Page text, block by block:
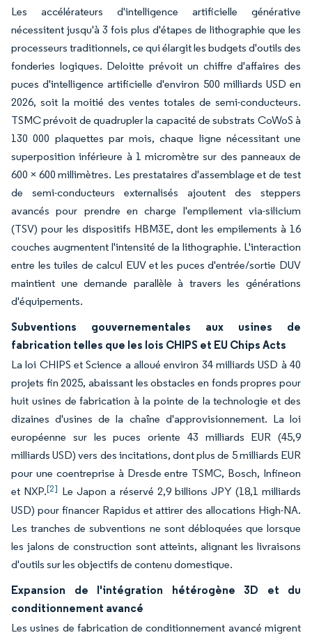
Les accélérateurs d'intelligence artificielle générative
nécessitent jusqu'à 3 fois plus d'étapes de lithographie que les
processeurs traditionnels, ce qui élargit les budgets d'outils des
fonderies logiques. Deloitte prévoit un chiffre d'affaires des
puces d'intelligence artificielle d'environ 500 milliards USD en
2026, soit la moitié des ventes totales de semi-conducteurs.
TSMC prévoit de quadrupler la capacité de substrats CoWoS à
130 000 plaquettes par mois, chaque ligne nécessitant une
superposition inférieure à 1 micromètre sur des panneaux de
600 × 600 millimètres. Les prestataires d'assemblage et de test
de semi-conducteurs externalisés ajoutent des steppers
avancés pour prendre en charge l'empilement via-silicium
(TSV) pour les dispositifs HBM3E, dont les empilements à 16
couches augmentent l'intensité de la lithographie. L'interaction
entre les tuiles de calcul EUV et les puces d'entrée/sortie DUV
maintient une demande parallèle à travers les générations
d'équipements.
Subventions gouvernementales aux usines de
fabrication telles que les lois CHIPS et EU Chips Acts
La loi CHIPS et Science a alloué environ 34 milliards USD à 40
projets fin 2025, abaissant les obstacles en fonds propres pour
huit usines de fabrication à la pointe de la technologie et des
dizaines d'usines de la chaîne d'approvisionnement. La loi
européenne sur les puces oriente 43 milliards EUR (45,9
milliards USD) vers des incitations, dont plus de 5 milliards EUR
pour une coentreprise à Dresde entre TSMC, Bosch, Infineon
et NXP.[2] Le Japon a réservé 2,9 billions JPY (18,1 milliards
USD) pour financer Rapidus et attirer des allocations High-NA.
Les tranches de subventions ne sont débloquées que lorsque
les jalons de construction sont atteints, alignant les livraisons
d'outils sur les objectifs de contenu domestique.
Expansion de l'intégration hétérogène 3D et du
conditionnement avancé
Les usines de fabrication de conditionnement avancé migrent